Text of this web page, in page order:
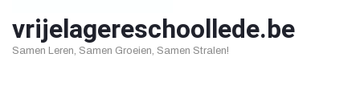
vrijelagereschoollede.be
Samen Leren, Samen Groeien, Samen Stralen!